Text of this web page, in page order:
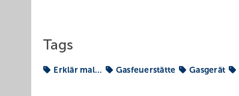
Tags
Erklär mal… Gasfeuerstätte Gasgerät